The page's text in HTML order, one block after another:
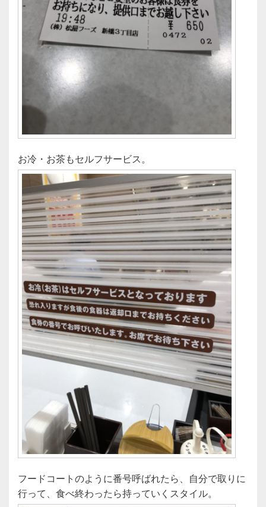
お冷・お茶もセルフサービス。
フードコートのように番号呼ばれたら、自分で取りに
行って、食べ終わったら持っていくスタイル。